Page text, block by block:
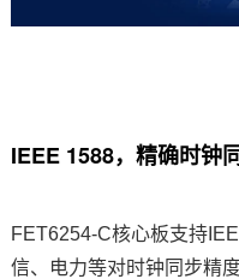
IEEE 1588，精确时钟
FET6254-C核心板支持
信、电力等对时钟同步精